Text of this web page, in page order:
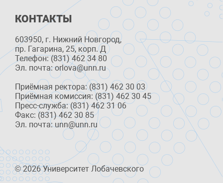
КОНТАКТЫ
603950, г. Нижний Новгород,
пр. Гагарина, 25, корп. Д
Телефон: (831) 462 34 80
Эл. почта: orlova@unn.ru
Приёмная ректора: (831) 462 30 03
Приёмная комиссия: (831) 462 30 45
Пресс-служба: (831) 462 31 06
Факс: (831) 462 30 85
Эл. почта: unn@unn.ru
© 2026 Университет Лобачевского